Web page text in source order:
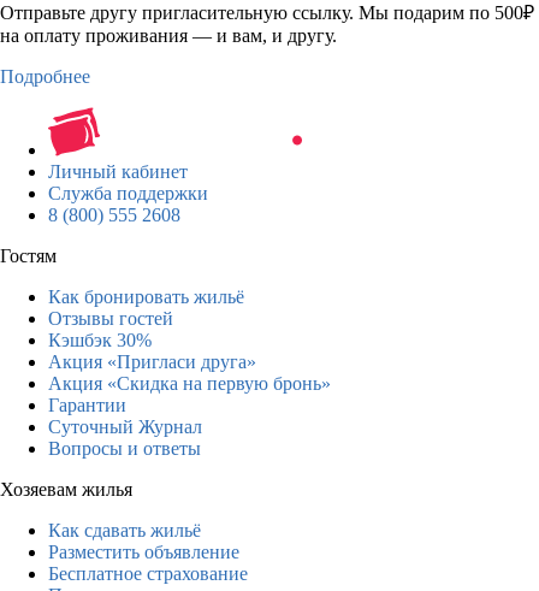
Отправьте другу пригласительную ссылку. Мы подарим по 500₽
на оплату проживания — и вам, и другу.
Подробнее
Личный кабинет
Служба поддержки
8 (800) 555 2608
Гостям
Как бронировать жильё
Отзывы гостей
Кэшбэк 30%
Акция «Пригласи друга»
Акция «Скидка на первую бронь»
Гарантии
Суточный Журнал
Вопросы и ответы
Хозяевам жилья
Как сдавать жильё
Разместить объявление
Бесплатное страхование